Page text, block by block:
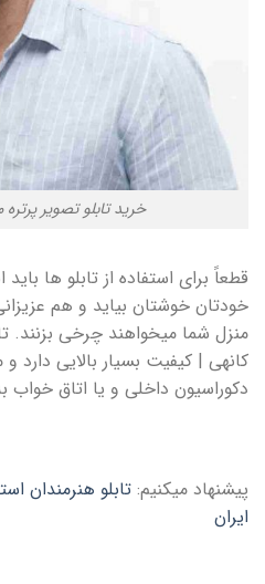
خرید تابلو تصویر
قطعاً برای استفاده از تابلو ها
خودتان خوشتان بیاید و هم
منزل شما میخواهند چرخی بزنند.
کانهی | کیفیت بسیار بالایی دارد و
دکوراسیون داخلی و یا اتاق خواب
پیشنهاد میکنیم: تابلو هنرمندان
ایران